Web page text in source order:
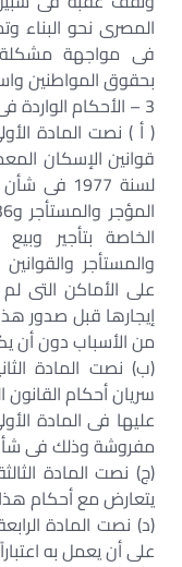
المصرى نحو البناء
فى مواجهة
بحقوق المواطنين
3 – الأحكام الواردة فى مشروع القانون.
( أ ) نصت المادة
لسنة
الخاصة بتأجير
والمستأجر
على الأماكن التى
إيجارها قبل صدور
من الأسباب دون أن
(ب) نصت المادة
سريان أحكام
عليها فى المادة
مفروشة وذلك فى
(ج) نصت المادة
يتعارض مع أحكام هذا
(د) نصت المادة
على أن يعمل به